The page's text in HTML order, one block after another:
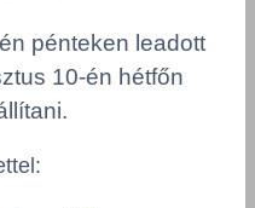
Szélesség
pénteken leadott
10-én hétfőn